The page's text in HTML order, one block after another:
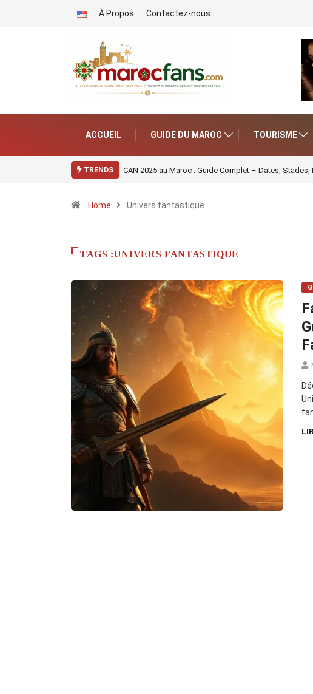
À Propos Contactez-nous
ACCUEIL GUIDE DU MAROC TOURISME
TRENDS CAN 2025 au Maroc : Guide Complet – Dates, Stades,
Home Univers fantastique
TAGS :UNIVERS FANTASTIQUE